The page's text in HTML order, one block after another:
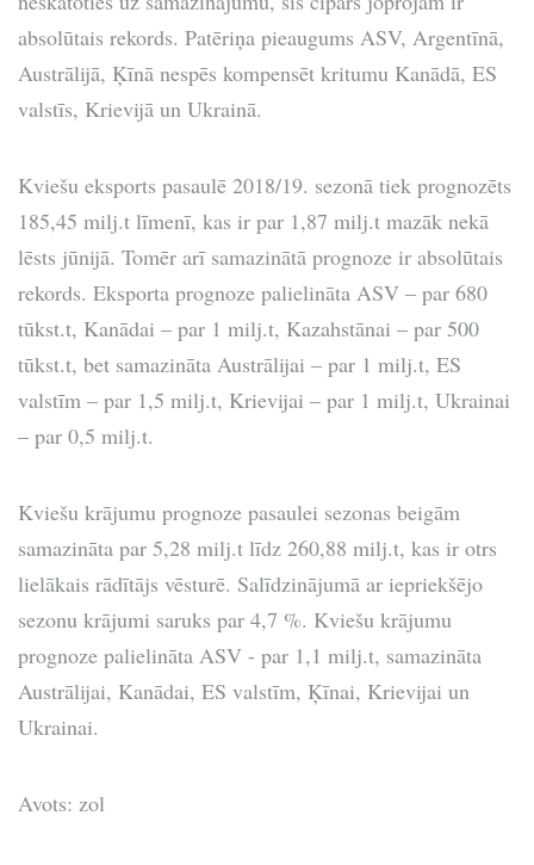
absolūtais rekords. Patēriņa pieaugums ASV, Argentīnā,
Austrālijā, Ķīnā nespēs kompensēt kritumu Kanādā, ES
valstīs, Krievijā un Ukrainā.
Kviešu eksports pasaulē 2018/19. sezonā tiek prognozēts
185,45 milj.t līmenī, kas ir par 1,87 milj.t mazāk nekā
lēsts jūnijā. Tomēr arī samazinātā prognoze ir absolūtais
rekords. Eksporta prognoze palielināta ASV – par 680
tūkst.t, Kanādai – par 1 milj.t, Kazahstānai – par 500
tūkst.t, bet samazināta Austrālijai – par 1 milj.t, ES
valstīm – par 1,5 milj.t, Krievijai – par 1 milj.t, Ukrainai
– par 0,5 milj.t.
Kviešu krājumu prognoze pasaulei sezonas beigām
samazināta par 5,28 milj.t līdz 260,88 milj.t, kas ir otrs
lielākais rādītājs vēsturē. Salīdzinājumā ar iepriekšējo
sezonu krājumi saruks par 4,7 %. Kviešu krājumu
prognoze palielināta ASV - par 1,1 milj.t, samazināta
Austrālijai, Kanādai, ES valstīm, Ķīnai, Krievijai un
Ukrainai.
Avots: zol